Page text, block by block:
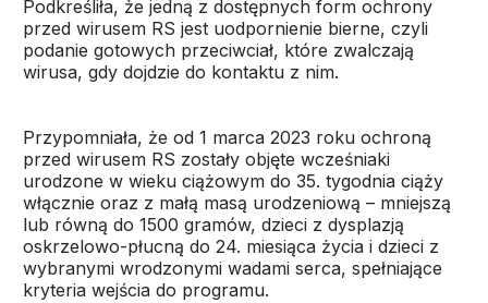
Podkreśliła, że jedną z dostępnych form ochrony
przed wirusem RS jest uodpornienie bierne, czyli
podanie gotowych przeciwciał, które zwalczają
wirusa, gdy dojdzie do kontaktu z nim.
Przypomniała, że od 1 marca 2023 roku ochroną
przed wirusem RS zostały objęte wcześniaki
urodzone w wieku ciążowym do 35. tygodnia ciąży
włącznie oraz z małą masą urodzeniową – mniejszą
lub równą do 1500 gramów, dzieci z dysplazją
oskrzelowo-płucną do 24. miesiąca życia i dzieci z
wybranymi wrodzonymi wadami serca, spełniające
kryteria wejścia do programu.